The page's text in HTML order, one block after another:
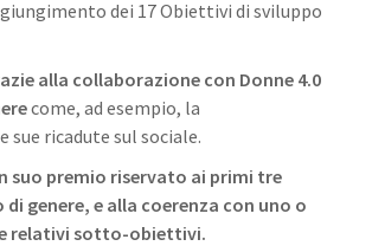
dei 17 Obiettivi di sviluppo
alla collaborazione con Donne 4.0
come, ad esempio, la
ricadute sul sociale.
suo premio riservato ai primi tre
genere, e alla coerenza con uno o
e relativi sotto-obiettivi.